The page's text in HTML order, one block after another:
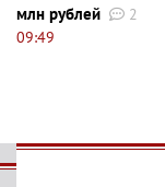
млн рублей
2
09:49